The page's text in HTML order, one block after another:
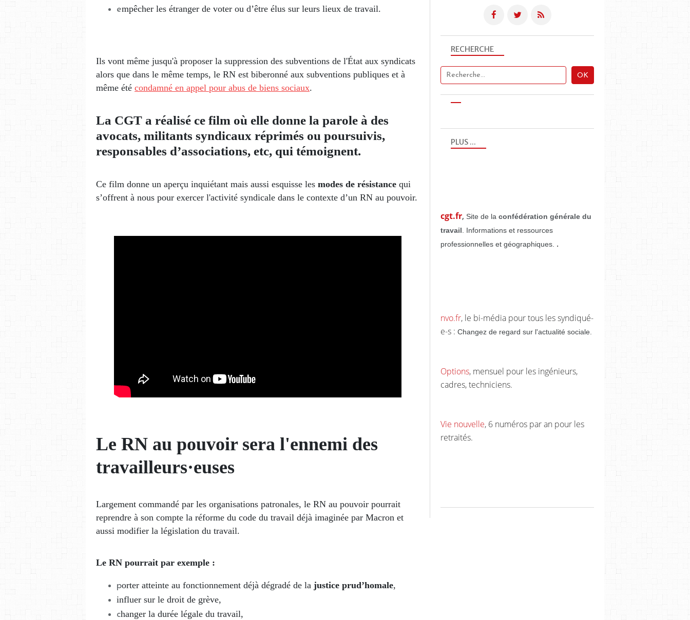
empêcher les étranger de voter ou d’être élus sur leurs lieux de travail.
Ils vont même jusqu'à proposer la suppression des subventions de l'État aux syndicats
alors que dans le même temps, le RN est biberonné aux subventions publiques et à
même été condamné en appel pour abus de biens sociaux.
La CGT a réalisé ce film où elle donne la parole à des
avocats, militants syndicaux réprimés ou poursuivis,
responsables d’associations, etc, qui témoignent.
Ce film donne un aperçu inquiétant mais aussi esquisse les modes de résistance qui
s’offrent à nous pour exercer l'activité syndicale dans le contexte d’un RN au pouvoir.
Le RN au pouvoir sera l'ennemi des
travailleurs·euses
Largement commandé par les organisations patronales, le RN au pouvoir pourrait
reprendre à son compte la réforme du code du travail déjà imaginée par Macron et
aussi modifier la législation du travail.
Le RN pourrait par exemple :
porter atteinte au fonctionnement déjà dégradé de la justice prud’homale,
influer sur le droit de grève,
changer la durée légale du travail,
RECHERCHE
PLUS ...
cgt.fr, Site de la confédération générale du
travail . Informations et ressources
professionnelles et géographiques. .
nvo.fr, le bi-média pour tous les syndiqué-
e-s : Changez de regard sur l'actualité sociale.
Options, mensuel pour les ingénieurs,
cadres, techniciens.
Vie nouvelle, 6 numéros par an pour les
retraités.